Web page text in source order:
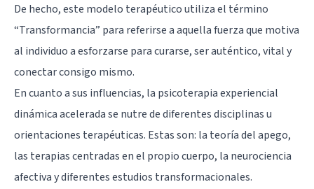
De hecho, este modelo terapéutico utiliza el término
“Transformancia” para referirse a aquella fuerza que motiva
al individuo a esforzarse para curarse, ser auténtico, vital y
conectar consigo mismo.
En cuanto a sus influencias, la psicoterapia experiencial
dinámica acelerada se nutre de diferentes disciplinas u
orientaciones terapéuticas. Estas son: la teoría del apego,
las terapias centradas en el propio cuerpo, la neurociencia
afectiva y diferentes estudios transformacionales.